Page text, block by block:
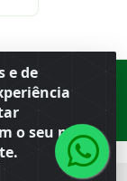
e de
o seu perfil
·BR